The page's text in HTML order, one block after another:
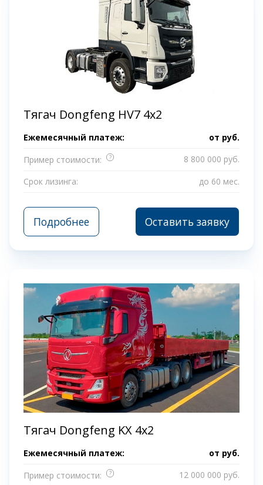
Тягач Dongfeng HV7 4x2
Ежемесячный платеж: от руб.
Пример стоимости:
?
8 800 000 руб.
Срок лизинга:
до 60 мес.
Подробнее Оставить заявку
Тягач Dongfeng KX 4x2
Ежемесячный платеж: от руб.
Пример стоимости:
?
12 000 000 руб.